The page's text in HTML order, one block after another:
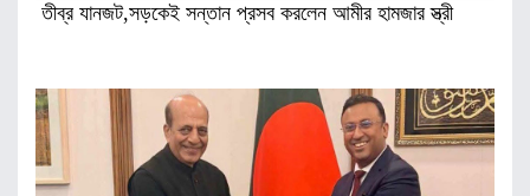
তীব্র যানজট,সড়কেই সন্তান প্রসব করলেন আমীর হামজার স্ত্রী